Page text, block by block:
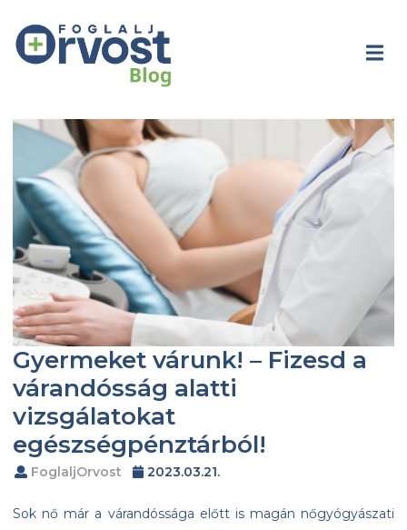
Gyermeket várunk! – Fizesd a
várandósság alatti
vizsgálatokat
egészségpénztárból!
FoglaljOrvost 2023.03.21.
Sok nő már a várandóssága előtt is magán nőgyógyászati